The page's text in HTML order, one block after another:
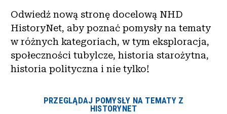
Odwiedź nową stronę docelową NHD
HistoryNet, aby poznać pomysły na tematy
w różnych kategoriach, w tym eksploracja,
społeczności tubylcze, historia starożytna,
historia polityczna i nie tylko!
PRZEGLĄDAJ POMYSŁY NA TEMATY Z
HISTORYNET